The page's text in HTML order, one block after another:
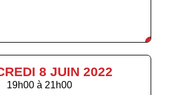
8 JUIN 2022
19h00 à 21h00